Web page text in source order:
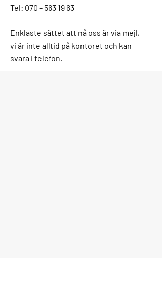
Tel: 070 - 563 19 63
Enklaste sättet att nå oss är via mejl,
vi är inte alltid på kontoret och kan
svara i telefon.